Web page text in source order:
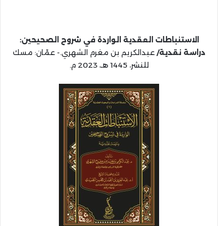
الاستنباطات العقدية الواردة في شروح الصحيحين:
دراسة نقدية/ عبدالكريم بن مغرم الشهري.- عمّان: مسك
للنشر، 1445 هـ، 2023 م.